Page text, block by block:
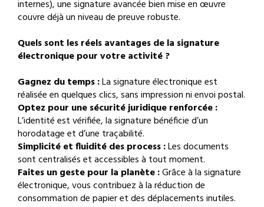
internes), une signature avancée bien mise en œuvre
couvre déjà un niveau de preuve robuste.
Quels sont les réels avantages de la signature
électronique pour votre activité ?
Gagnez du temps :La signature électronique est
réalisée en quelques clics, sans impression ni envoi postal.
Optez pour une sécurité juridique renforcée :
L’identité est vérifiée, la signature bénéficie d’un
horodatage et d’une traçabilité.
Simplicité et fluidité des process :Les documents
sont centralisés et accessibles à tout moment.
Faites un geste pour la planète :Grâce à la signature
électronique, vous contribuez à la réduction de
consommation de papier et des déplacements inutiles.